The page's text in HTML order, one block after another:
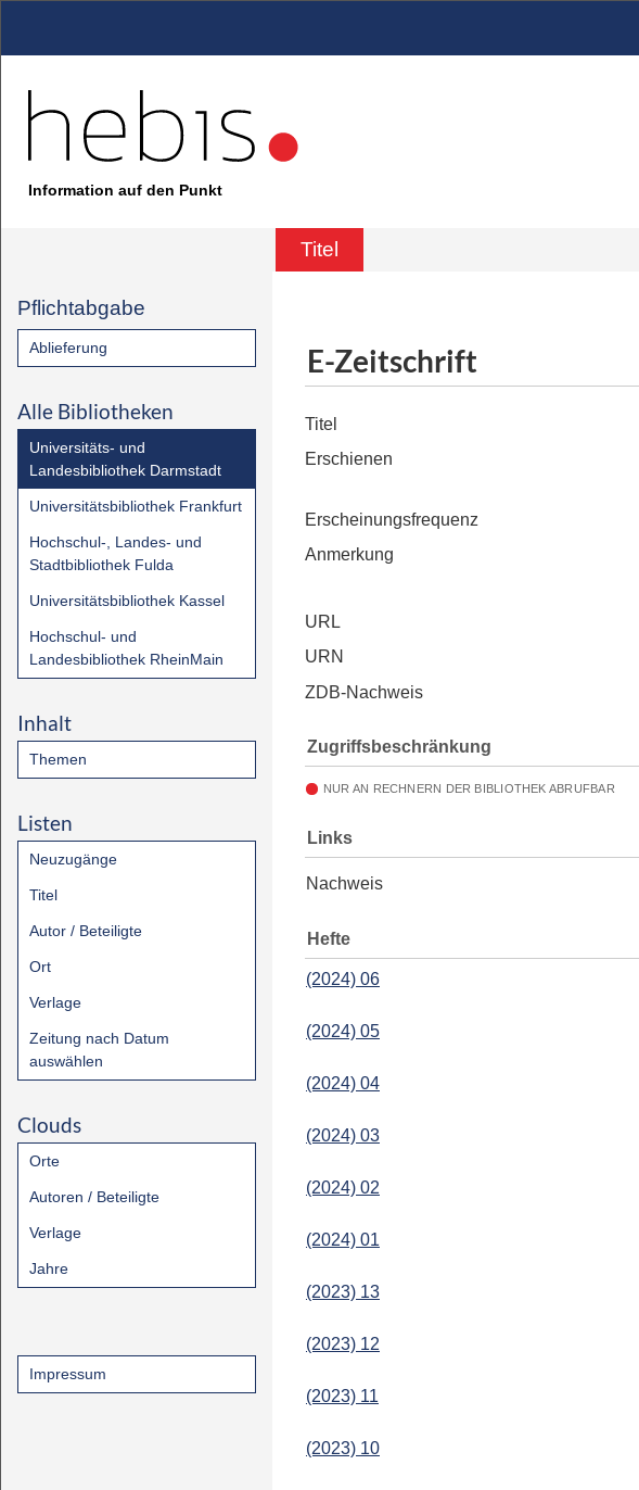
Information auf den Punkt
Titel
Pflichtabgabe
Ablieferung
Alle Bibliotheken
Universitäts- und
Landesbibliothek Darmstadt
Universitätsbibliothek Frankfurt
Hochschul-, Landes- und
Stadtbibliothek Fulda
Universitätsbibliothek Kassel
Hochschul- und
Landesbibliothek RheinMain
Inhalt
Themen
Listen
Neuzugänge
Titel
Autor / Beteiligte
Ort
Verlage
Zeitung nach Datum
auswählen
Clouds
Orte
Autoren / Beteiligte
Verlage
Jahre
Impressum
E-Zeitschrift
Titel
Erschienen
Erscheinungsfrequenz
Anmerkung
URL
URN
ZDB-Nachweis
Zugriffsbeschränkung
NUR AN RECHNERN DER BIBLIOTHEK ABRUFBAR
Links
Nachweis
Hefte
(2024) 06
(2024) 05
(2024) 04
(2024) 03
(2024) 02
(2024) 01
(2023) 13
(2023) 12
(2023) 11
(2023) 10